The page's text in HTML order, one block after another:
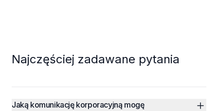
Najczęściej zadawane pytania
Jaką komunikację korporacyjną mogę